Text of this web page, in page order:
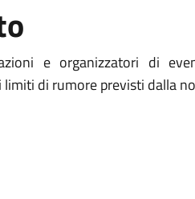
e organizzatori di
di rumore previsti dalla